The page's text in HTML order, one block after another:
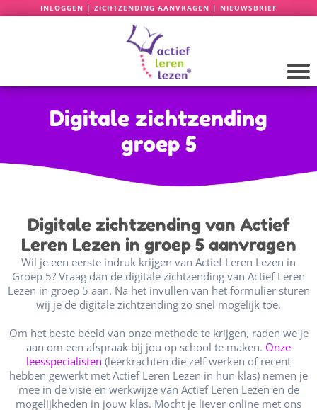
INLOGGEN | ZICHTZENDING AANVRAGEN | NIEUWSBRIEF
Digitale zichtzending
groep 5
Digitale zichtzending van Actief
Leren Lezen in groep 5 aanvragen
Wil je een eerste indruk krijgen van Actief Leren Lezen in
Groep 5? Vraag dan de digitale zichtzending van Actief Leren
Lezen in groep 5 aan. Na het invullen van het formulier sturen
wij je de digitale zichtzending zo snel mogelijk toe.
Om het beste beeld van onze methode te krijgen, raden we je
aan om een afspraak bij jou op school te maken. Onze
leesspecialisten (leerkrachten die zelf werken of recent
hebben gewerkt met Actief Leren Lezen in hun klas) nemen je
mee in de visie en werkwijze van Actief Leren Lezen en de
mogelijkheden in jouw klas. Mocht je liever online met ons